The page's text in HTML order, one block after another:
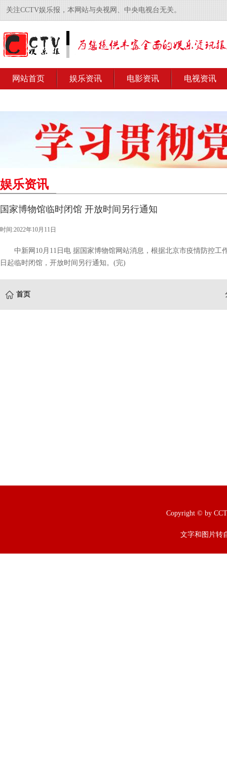
关注CCTV娱乐报，本网站与央视网、中央电视台无关。
网站首页 娱乐资讯 电影资讯 电视资讯
娱乐资讯
国家博物馆临时闭馆 开放时间另行通知
时间:2022年10月11日
中新网10月11日电 据国家博物馆网站消息，根据北京市疫情防控工
日起临时闭馆，开放时间另行通知。(完)
首页
Copyright © by
文字和图片转